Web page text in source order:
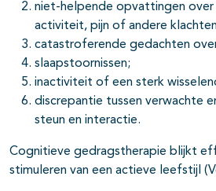
niet-helpende opvattingen over
activiteit, pijn of andere
catastroferende gedachten
slaapstoornissen;
inactiviteit of een sterk
discrepantie tussen verwachte
steun en interactie.
Cognitieve gedragstherapie blijkt
stimuleren van een actieve leefstijl